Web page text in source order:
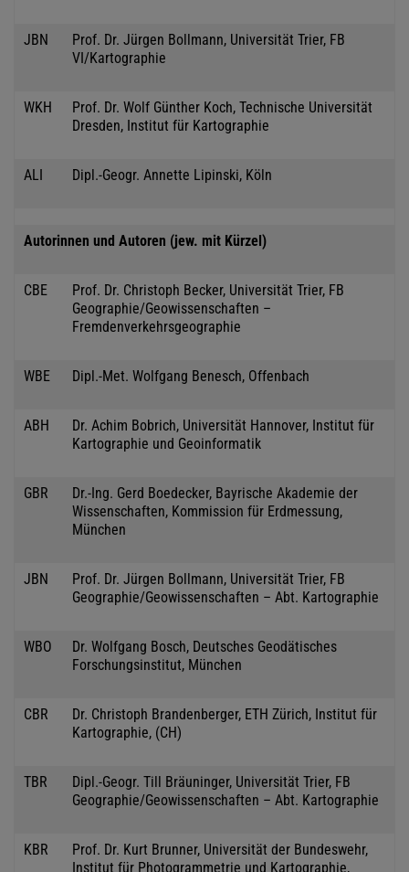
JBN
Prof. Dr. Jürgen Bollmann, Universität Trier, FB
VI/Kartographie
WKH
Prof. Dr. Wolf Günther Koch, Technische Universität
Dresden, Institut für Kartographie
ALI Dipl.-Geogr. Annette Lipinski, Köln
Autorinnen und Autoren (jew. mit Kürzel)
CBE
Prof. Dr. Christoph Becker, Universität Trier, FB
Geographie/Geowissenschaften –
Fremdenverkehrsgeographie
WBE Dipl.-Met. Wolfgang Benesch, Offenbach
ABH
Dr. Achim Bobrich, Universität Hannover, Institut für
Kartographie und Geoinformatik
GBR
Dr.-Ing. Gerd Boedecker, Bayrische Akademie der
Wissenschaften, Kommission für Erdmessung,
München
JBN
Prof. Dr. Jürgen Bollmann, Universität Trier, FB
Geographie/Geowissenschaften – Abt. Kartographie
WBO
Dr. Wolfgang Bosch, Deutsches Geodätisches
Forschungsinstitut, München
CBR
Dr. Christoph Brandenberger, ETH Zürich, Institut für
Kartographie, (CH)
TBR
Dipl.-Geogr. Till Bräuninger, Universität Trier, FB
Geographie/Geowissenschaften – Abt. Kartographie
KBR
Prof. Dr. Kurt Brunner, Universität der Bundeswehr,
Institut für Photogrammetrie und Kartographie,